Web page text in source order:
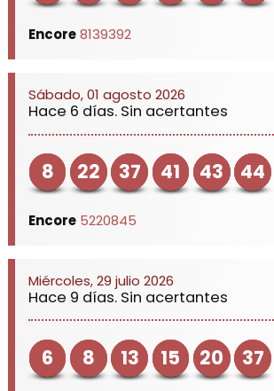
Encore 8139392
Sábado, 01 agosto 2026
Hace 6 días. Sin acertantes
8 22 37 41 43 44
Encore 5220845
Miércoles, 29 julio 2026
Hace 9 días. Sin acertantes
6 8 13 15 20 37